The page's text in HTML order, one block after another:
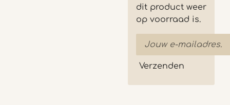
dit product weer
op voorraad is.
Verzenden